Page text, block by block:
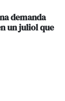
demanda
un juliol que